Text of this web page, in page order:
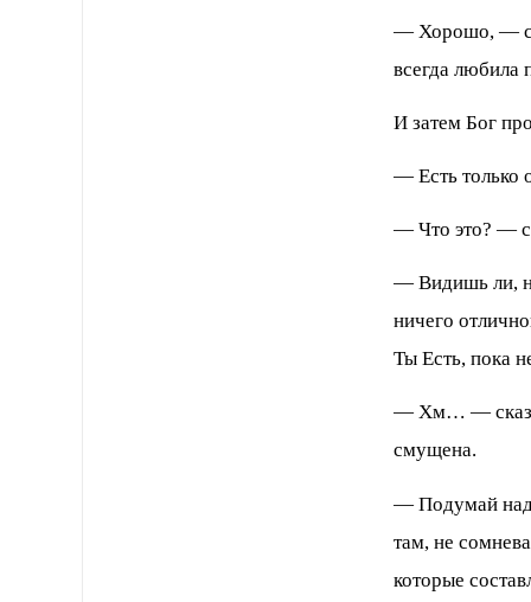
— Хорошо, —
всегда любила
И затем Бог
— Есть только
— Что это? —
— Видишь ли,
ничего
Ты Есть, пока
— Хм… —
смущена.
— Подумай над
там, не
которые